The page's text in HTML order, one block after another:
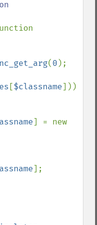
(0 );
[$classname]))
];